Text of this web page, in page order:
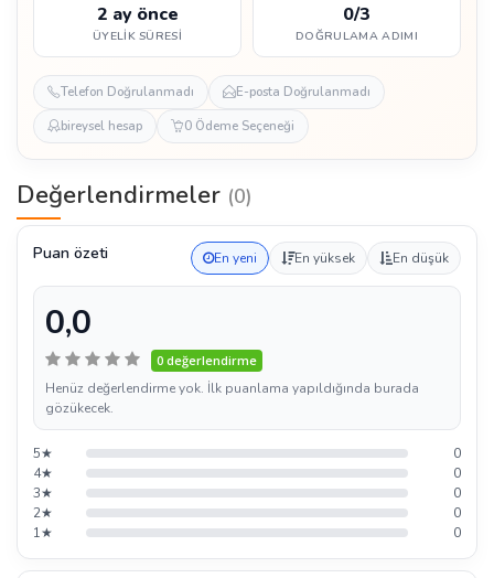
2 ay önce
ÜYELIK SÜRESI
0/3
DOĞRULAMA ADIMI
Telefon Doğrulanmadı
E-posta Doğrulanmadı
bireysel hesap
0 Ödeme Seçeneği
Değerlendirmeler (0)
Puan özeti En yeni En yüksek En düşük
0,0
0 değerlendirme
Henüz değerlendirme yok. İlk puanlama yapıldığında burada
gözükecek.
5★
0
4★
0
3★
0
2★
0
1★
0